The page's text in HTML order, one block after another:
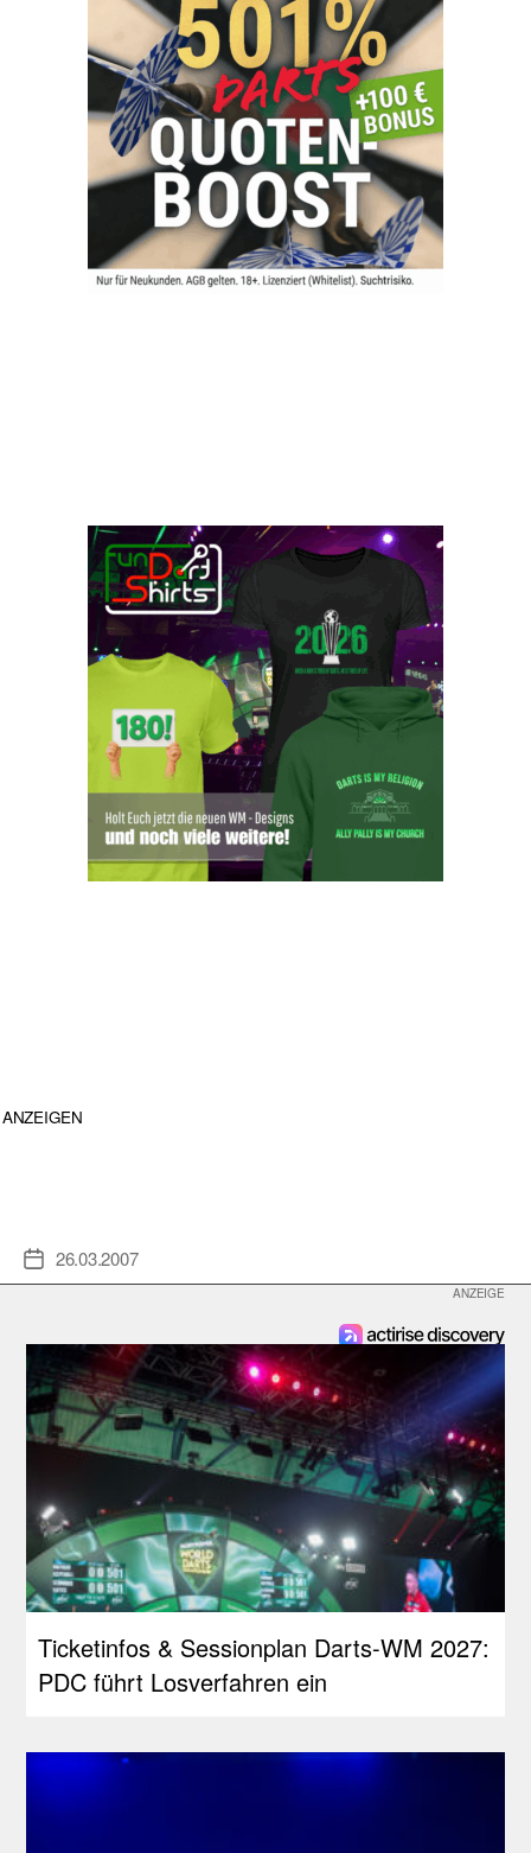
ANZEIGEN
Veröffentlichungsdatum
26.03.2007
Ticketinfos & Sessionplan Darts-WM 2027:
PDC führt Losverfahren ein